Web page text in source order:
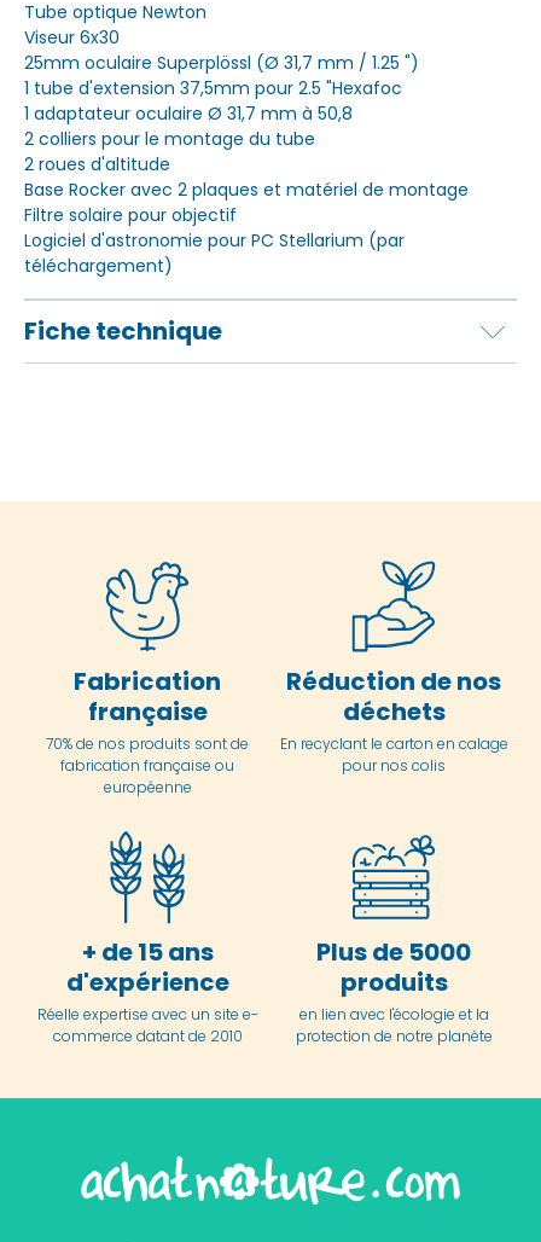
Tube optique Newton
Viseur 6x30
25mm oculaire Superplössl (Ø 31,7 mm / 1.25 ")
1 tube d'extension 37,5mm pour 2.5 "Hexafoc
1 adaptateur oculaire Ø 31,7 mm à 50,8
2 colliers pour le montage du tube
2 roues d'altitude
Base Rocker avec 2 plaques et matériel de montage
Filtre solaire pour objectif
Logiciel d'astronomie pour PC Stellarium (par
téléchargement)
Fiche technique
Fabrication
française
70% de nos produits sont de
fabrication française ou
européenne
Réduction de nos
déchets
En recyclant le carton en calage
pour nos colis
+ de 15 ans
d'expérience
Réelle expertise avec un site e-
commerce datant de 2010
Plus de 5000
produits
en lien avec l'écologie et la
protection de notre planète